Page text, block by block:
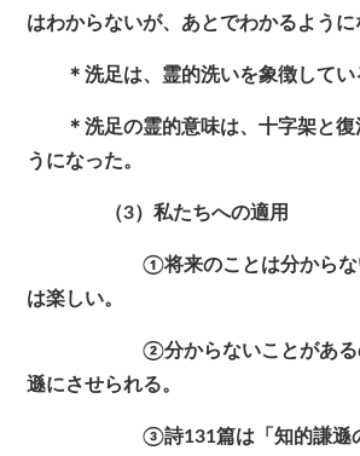
はわからないが、あとでわかるように
＊洗足は、霊的洗いを象徴してい
＊洗足の霊的意味は、十字架と復
うになった。
（3）私たちへの適用
①将来のことは分からない
は楽しい。
②分からないことがあるの
遜にさせられる。
③詩131篇は「知的謙遜の歌